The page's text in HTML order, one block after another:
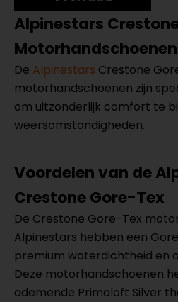
Alpinestars
Motorhandschoenen
De Alpinestars Crestone
motorhandschoenen zijn
om uitzonderlijk comfort te
weersomstandigheden.
Voordelen van de
Crestone Gore-Tex
De Crestone Gore-Tex
Alpinestars hebben een
premium waterdichtheid en
Deze motorhandschoenen
ademende Primaloft Silver